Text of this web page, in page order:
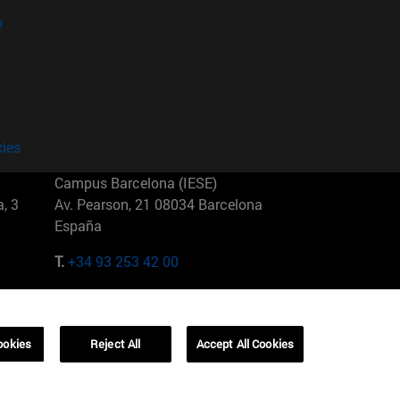
3
Campus Barcelona (IESE)
Av. Pearson, 21 08034 Barcelona
España
T.+34 93 253 42 00
01321001 Bela Vista Brasil
Reject All Accept All Cookies